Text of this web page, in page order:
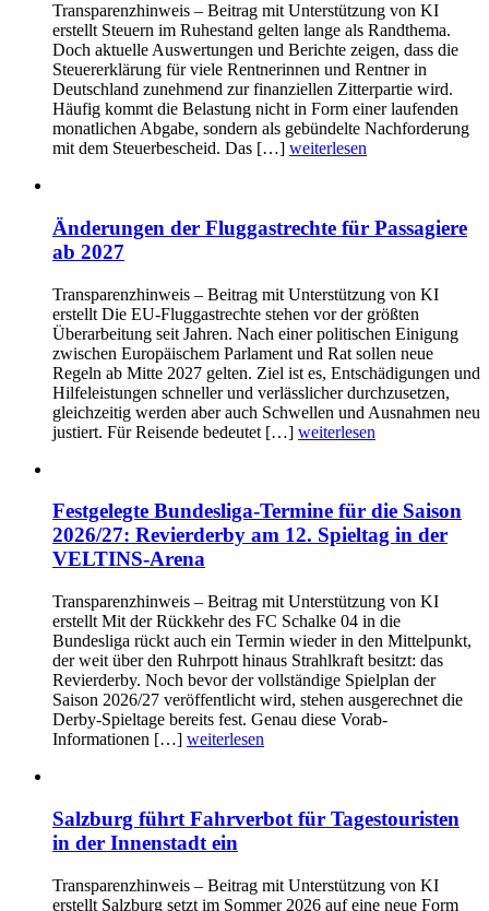
Transparenzhinweis – Beitrag mit Unterstützung von KI
erstellt Steuern im Ruhestand gelten lange als Randthema.
Doch aktuelle Auswertungen und Berichte zeigen, dass die
Steuererklärung für viele Rentnerinnen und Rentner in
Deutschland zunehmend zur finanziellen Zitterpartie wird.
Häufig kommt die Belastung nicht in Form einer laufenden
monatlichen Abgabe, sondern als gebündelte Nachforderung
mit dem Steuerbescheid. Das […] weiterlesen
Änderungen der Fluggastrechte für Passagiere
ab 2027
Transparenzhinweis – Beitrag mit Unterstützung von KI
erstellt Die EU-Fluggastrechte stehen vor der größten
Überarbeitung seit Jahren. Nach einer politischen Einigung
zwischen Europäischem Parlament und Rat sollen neue
Regeln ab Mitte 2027 gelten. Ziel ist es, Entschädigungen und
Hilfeleistungen schneller und verlässlicher durchzusetzen,
gleichzeitig werden aber auch Schwellen und Ausnahmen neu
justiert. Für Reisende bedeutet […] weiterlesen
Festgelegte Bundesliga-Termine für die Saison
2026/27: Revierderby am 12. Spieltag in der
VELTINS-Arena
Transparenzhinweis – Beitrag mit Unterstützung von KI
erstellt Mit der Rückkehr des FC Schalke 04 in die
Bundesliga rückt auch ein Termin wieder in den Mittelpunkt,
der weit über den Ruhrpott hinaus Strahlkraft besitzt: das
Revierderby. Noch bevor der vollständige Spielplan der
Saison 2026/27 veröffentlicht wird, stehen ausgerechnet die
Derby-Spieltage bereits fest. Genau diese Vorab-
Informationen […] weiterlesen
Salzburg führt Fahrverbot für Tagestouristen
in der Innenstadt ein
Transparenzhinweis – Beitrag mit Unterstützung von KI
erstellt Salzburg setzt im Sommer 2026 auf eine neue Form